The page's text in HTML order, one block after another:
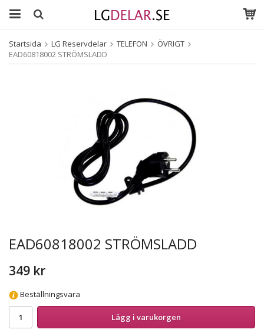
Startsida LG Reservdelar TELEFON
ÖVRIGT
EAD60818002 STRÖMSLADD
EAD60818002 STRÖMSLADD
349 kr
Beställningsvara
Lägg i varukorgen